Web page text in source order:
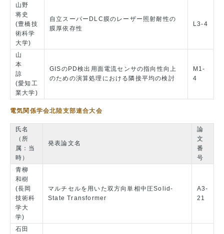
山野
将史
(豊橋技
術科学
大学)
自立スーパーDLC膜のレーザー照射耐性の
膜厚依存性
L3-4
山
本
諒
(愛知工
業大学)
GISのPD検出用面電流センサの指向性向上
のための演算処理における隣接平均の検討
M1-
4
電気関係学会北陸支部連合大会
氏名
（所
属：当
時）
発表論文名
論
文
番
号
青柳
和樹
(長岡
技術科
学大
学)
マルチセルを用いた双方向単相中圧Solid-
State Transformer
A3-
21
石田